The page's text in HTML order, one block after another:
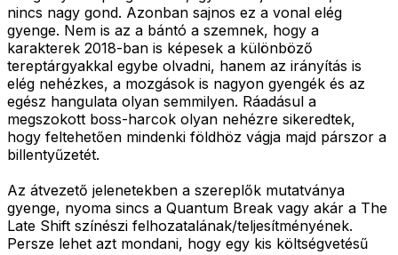
nincs nagy gond. Azonban sajnos ez a vonal elég
gyenge. Nem is az a bántó a szemnek, hogy a
karakterek 2018-ban is képesek a különböző
tereptárgyakkal egybe olvadni, hanem az irányítás is
elég nehézkes, a mozgások is nagyon gyengék és az
egész hangulata olyan semmilyen. Ráadásul a
megszokott boss-harcok olyan nehézre sikeredtek,
hogy feltehetően mindenki földhöz vágja majd párszor a
billentyűzetét.
Az átvezető jelenetekben a szereplők mutatványa
gyenge, nyoma sincs a Quantum Break vagy akár a The
Late Shift színészi felhozatalának/teljesítményének.
Persze lehet azt mondani, hogy egy kis költségvetésű